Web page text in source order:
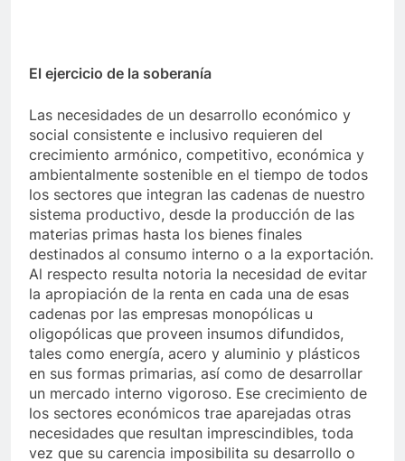
El ejercicio de la soberanía
Las necesidades de un desarrollo económico y
social consistente e inclusivo requieren del
crecimiento armónico, competitivo, económica y
ambientalmente sostenible en el tiempo de todos
los sectores que integran las cadenas de nuestro
sistema productivo, desde la producción de las
materias primas hasta los bienes finales
destinados al consumo interno o a la exportación.
Al respecto resulta notoria la necesidad de evitar
la apropiación de la renta en cada una de esas
cadenas por las empresas monopólicas u
oligopólicas que proveen insumos difundidos,
tales como energía, acero y aluminio y plásticos
en sus formas primarias, así como de desarrollar
un mercado interno vigoroso. Ese crecimiento de
los sectores económicos trae aparejadas otras
necesidades que resultan imprescindibles, toda
vez que su carencia imposibilita su desarrollo o